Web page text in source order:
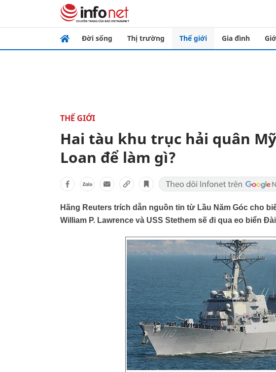
Đời sống Thị trường Thế giới Gia đình
THẾ GIỚI
Hai tàu khu trục hải quân
Loan để làm gì? ​
Hãng Reuters trích dẫn nguồn tin từ Lầu Năm Góc cho
William P. Lawrence và USS Stethem sẽ đi qua eo biển